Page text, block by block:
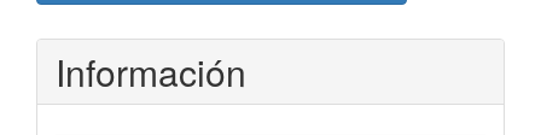
Información